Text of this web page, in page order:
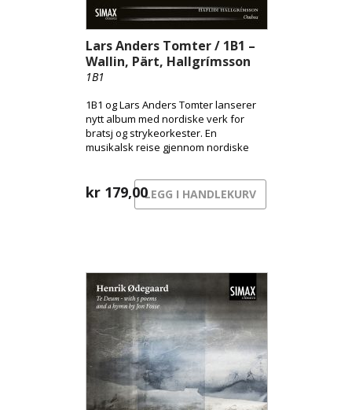
Lars Anders Tomter / 1B1 –
Wallin, Pärt, Hallgrímsson
1B1
1B1 og Lars Anders Tomter lanserer
nytt album med nordiske verk for
bratsj og strykeorkester. En
musikalsk reise gjennom nordiske
sorgens stille sang.
kr 179,00LEGG I HANDLEKURV